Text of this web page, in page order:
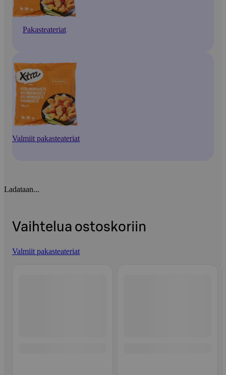
Pakasteateriat
Valmiit pakasteateriat
Ladataan...
Vaihtelua ostoskoriin
Valmiit pakasteateriat